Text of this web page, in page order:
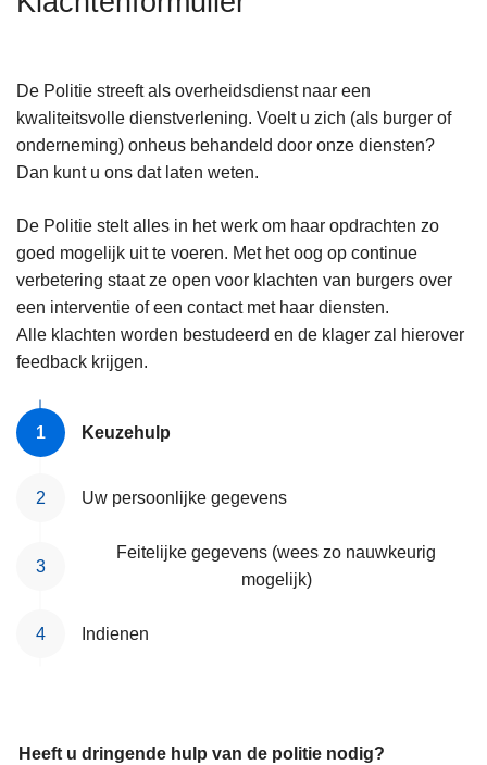
De Politie streeft als overheidsdienst naar een
kwaliteitsvolle dienstverlening. Voelt u zich (als burger of
onderneming) onheus behandeld door onze diensten?
Dan kunt u ons dat laten weten.
De Politie stelt alles in het werk om haar opdrachten zo
goed mogelijk uit te voeren. Met het oog op continue
verbetering staat ze open voor klachten van burgers over
een interventie of een contact met haar diensten.
Alle klachten worden bestudeerd en de klager zal hierover
feedback krijgen.
Keuzehulp
Uw persoonlijke gegevens
Feitelijke gegevens (wees zo nauwkeurig
mogelijk)
Indienen
Heeft u dringende hulp van de politie nodig?